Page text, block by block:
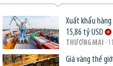
Xuất khẩu hàng
15,86 tỷ USD
THƯƠNG MẠI -
Giá vàng thế